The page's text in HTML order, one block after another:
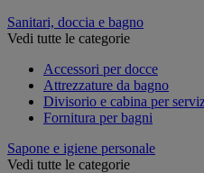
Sanitari, doccia e bagno
Vedi tutte le categorie
Accessori per docce
Attrezzature da bagno
Divisorio e cabina per
Fornitura per bagni
Sapone e igiene personale
Vedi tutte le categorie